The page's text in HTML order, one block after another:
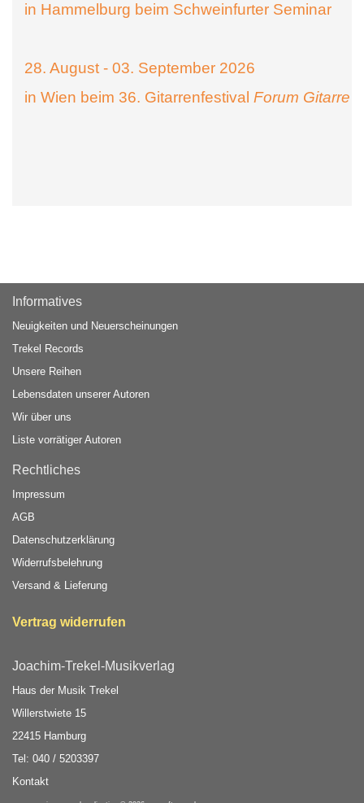
in Hammelburg beim Schweinfurter Seminar
28. August - 03. September 2026
in Wien beim 36. Gitarrenfestival Forum Gitarre
Informatives
Neuigkeiten und Neuerscheinungen
Trekel Records
Unsere Reihen
Lebensdaten unserer Autoren
Wir über uns
Liste vorrätiger Autoren
Rechtliches
Impressum
AGB
Datenschutzerklärung
Widerrufsbelehrung
Versand & Lieferung
Vertrag widerrufen
Joachim-Trekel-Musikverlag
Haus der Musik Trekel
Willerstwiete 15
22415 Hamburg
Tel: 040 / 5203397
Kontakt